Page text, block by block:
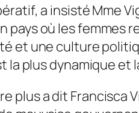
a insisté Mme
pays où les
et une culture
la plus dynamique
plus a dit Francisca